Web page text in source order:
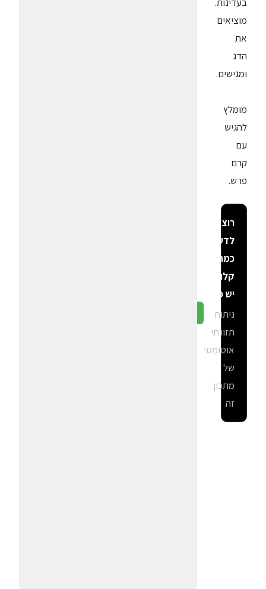
מוציאים
את
הדג
ומגישים.
מומלץ
להגיש
עם
קרם
פרש.
רוצה
לדעת
כמה
קלוריות
יש פה?
ניתוח
תזונתי
אוטומטי
של
מתכון
זה